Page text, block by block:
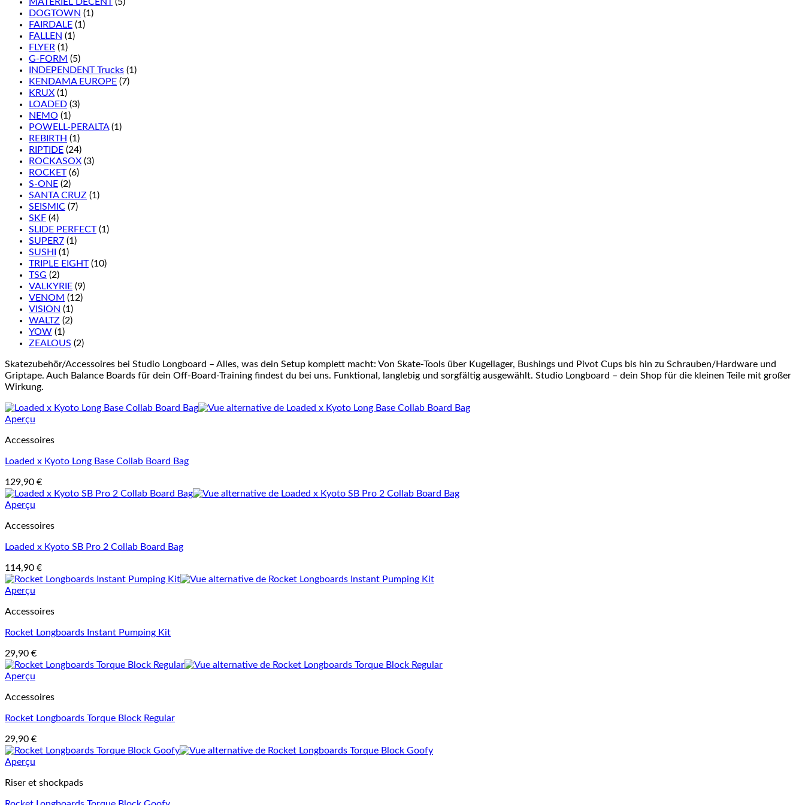
DOGTOWN (1)
FAIRDALE (1)
FALLEN (1)
FLYER (1)
G-FORM (5)
INDEPENDENT Trucks (1)
KENDAMA EUROPE (7)
KRUX (1)
LOADED (3)
NEMO (1)
POWELL-PERALTA (1)
REBIRTH (1)
RIPTIDE (24)
ROCKASOX (3)
ROCKET (6)
S-ONE (2)
SANTA CRUZ (1)
SEISMIC (7)
SKF (4)
SLIDE PERFECT (1)
SUPER7 (1)
SUSHI
(1)
TRIPLE EIGHT (10)
TSG (2)
VALKYRIE (9)
VENOM (12)
VISION (1)
WALTZ (2)
YOW (1)
ZEALOUS (2)
Skatezubehör/Accessoires bei Studio Longboard – Alles, was dein Setup komplett macht: Von Skate-Tools über Kugellager, Bushings und Pivot Cups bis hin zu Schrauben/Hardware und
Griptape. Auch Balance Boards für dein Off-Board-Training findest du bei uns. Funktional, langlebig und sorgfältig ausgewählt. Studio Longboard – dein Shop für die kleinen Teile mit großer
Wirkung.
Aperçu
Accessoires
Loaded x Kyoto Long Base Collab Board Bag
129,90 €
Aperçu
Accessoires
Loaded x Kyoto SB Pro 2 Collab Board Bag
114,90 €
Aperçu
Accessoires
Rocket Longboards Instant Pumping Kit
29,90 €
Aperçu
Accessoires
Rocket Longboards Torque Block Regular
29,90 €
Aperçu
Riser et shockpads